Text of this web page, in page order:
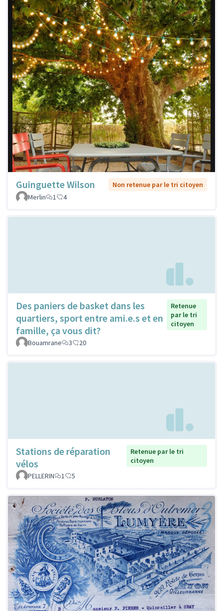
Guinguette Wilson
Non retenue par le tri citoyen
Merlin
1 4
Des paniers de basket dans les
quartiers, sport entre ami.e.s et en
famille, ça vous dit?
Retenue
par le tri
citoyen
Bouamrane 3 20
Stations de réparation
vélos
Retenue par le tri
citoyen
PELLERIN
1 5